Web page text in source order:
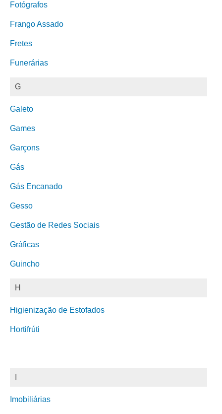
Fotógrafos
Frango Assado
Fretes
Funerárias
G
Galeto
Games
Garçons
Gás
Gás Encanado
Gesso
Gestão de Redes Sociais
Gráficas
Guincho
H
Higienização de Estofados
Hortifrúti
Imobiliárias